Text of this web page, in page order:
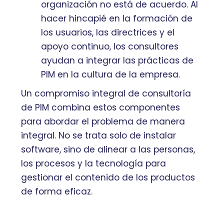
organización no está de acuerdo. Al
hacer hincapié en la formación de
los usuarios, las directrices y el
apoyo continuo, los consultores
ayudan a integrar las prácticas de
PIM en la cultura de la empresa.
Un compromiso integral de consultoría
de PIM combina estos componentes
para abordar el problema de manera
integral. No se trata solo de instalar
software, sino de alinear a las personas,
los procesos y la tecnología para
gestionar el contenido de los productos
de forma eficaz.